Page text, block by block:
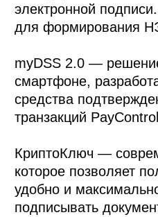
электронной
для формирования
myDSS 2.0 —
смартфоне,
средства
транзакций
КриптоКлюч —
которое позволяет
удобно и
подписывать